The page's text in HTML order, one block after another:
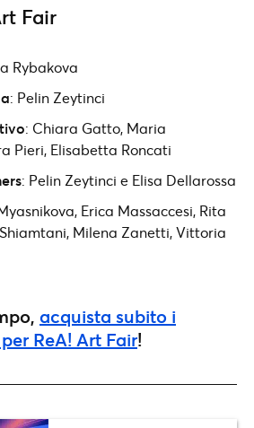
Fair
Rybakova
: Pelin Zeytinci
: Chiara Gatto, Maria
Pieri, Elisabetta Roncati
: Pelin Zeytinci e Elisa Dellarossa
Erica Massaccesi, Rita
Milena Zanetti, Vittoria
acquista subito i
ReA! Art Fair!